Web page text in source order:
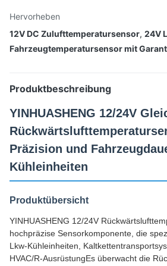
Hervorheben
12V DC Zulufttemperatursensor, 24V
Fahrzeugtemperatursensor mit
Produktbeschreibung
YINHUASHENG 12/24V
Präzision und
Kühleinheiten
Produktübersicht
YINHUASHENG 12/24V
hochpräzise Sensorkomponente, die
Lkw-Kühleinheiten,
HVAC/R-AusrüstungEs überwacht die